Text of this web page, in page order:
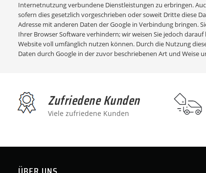
Internetnutzung verbundene Dienstleistungen zu erbringen.
sofern dies gesetzlich vorgeschrieben oder soweit Dritte diese
Adresse mit anderen Daten der Google in Verbindung bringen.
Ihrer Browser Software verhindern; wir weisen Sie jedoch
Website voll umfänglich nutzen können. Durch die Nutzung
Daten durch Google in der zuvor beschriebenen Art und Weise
Zufriedene Kunden
Viele zufriedene Kunden